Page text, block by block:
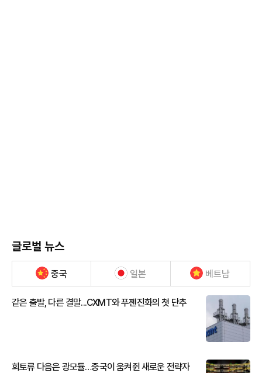
글로벌 뉴스
중국 일본 베트남
같은 출발, 다른 결말...CXMT와 푸젠진화의 첫 단추
희토류 다음은 광모듈…중국이 움켜쥔 새로운 전략자